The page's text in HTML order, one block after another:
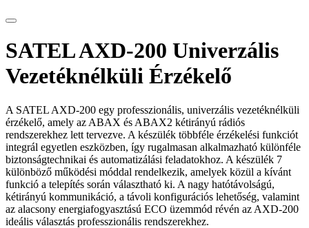
SATEL AXD-200 Univerzális
Vezetéknélküli Érzékelő
A SATEL AXD-200 egy professzionális, univerzális vezetéknélküli
érzékelő, amely az ABAX és ABAX2 kétirányú rádiós
rendszerekhez lett tervezve. A készülék többféle érzékelési funkciót
integrál egyetlen eszközben, így rugalmasan alkalmazható különféle
biztonságtechnikai és automatizálási feladatokhoz. A készülék 7
különböző működési móddal rendelkezik, amelyek közül a kívánt
funkció a telepítés során választható ki. A nagy hatótávolságú,
kétirányú kommunikáció, a távoli konfigurációs lehetőség, valamint
az alacsony energiafogyasztású ECO üzemmód révén az AXD-200
ideális választás professzionális rendszerekhez.